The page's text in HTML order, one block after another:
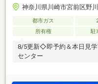
神奈川県川崎市宮前区野川
都市ガス
所有権
駐
8/5更新◇即予約＆本日見
センター